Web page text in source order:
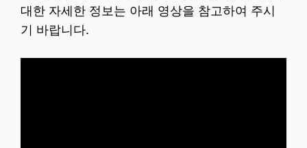
대한 자세한 정보는 아래 영상을 참고하여 주시
기 바랍니다.